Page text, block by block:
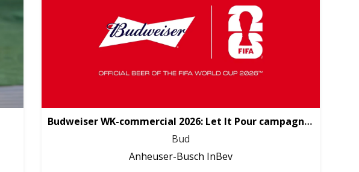
Budweiser WK-commercial 2026: Let It Pour campagne
Bud
Anheuser-Busch InBev